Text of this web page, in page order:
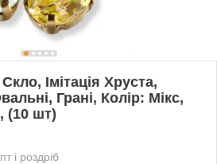
Імітація Хруста,
Грані, Колір: Мікс,
(10 шт)
і роздріб